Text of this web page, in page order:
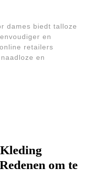
dames biedt talloze
en
retailers
en
om te